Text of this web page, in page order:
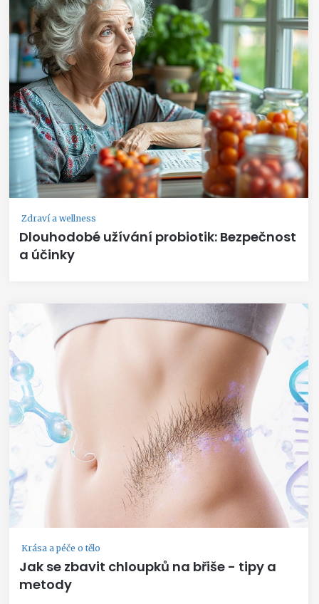
Zdraví a wellness
Dlouhodobé užívání probiotik: Bezpečnost
a účinky
Krása a péče o tělo
Jak se zbavit chloupků na břiše - tipy a
metody